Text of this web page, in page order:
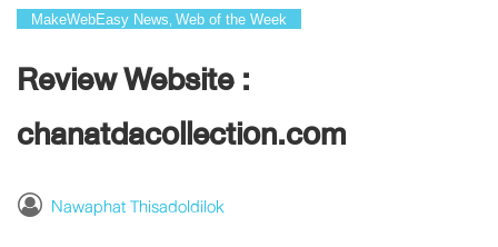
MakeWebEasy News Web of the Week
Review Website :
chanatdacollection.com
Nawaphat Thisadoldilok